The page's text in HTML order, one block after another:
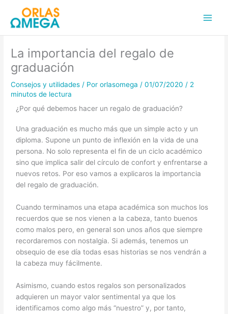
contenido
La importancia del regalo de
graduación
Consejos y utilidades / Pororlasomega /01/07/2020 / 2
minutos de lectura
¿Por qué debemos hacer un regalo de graduación?
Una graduación es mucho más que un simple acto y un
diploma. Supone un punto de inflexión en la vida de una
persona. No solo representa el fin de un ciclo académico
sino que implica salir del círculo de confort y enfrentarse a
nuevos retos. Por eso vamos a explicaros la importancia
del regalo de graduación.
Cuando terminamos una etapa académica son muchos los
recuerdos que se nos vienen a la cabeza, tanto buenos
como malos pero, en general son unos años que siempre
recordaremos con nostalgia. Si además, tenemos un
obsequio de ese día todas esas historias se nos vendrán a
la cabeza muy fácilmente.
Asimismo, cuando estos regalos son personalizados
adquieren un mayor valor sentimental ya que los
identificamos como algo más “nuestro” y, por tanto,